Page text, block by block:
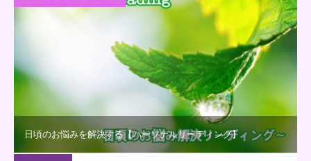
日頃のお悩みを解決する【パーソナルリーディング】